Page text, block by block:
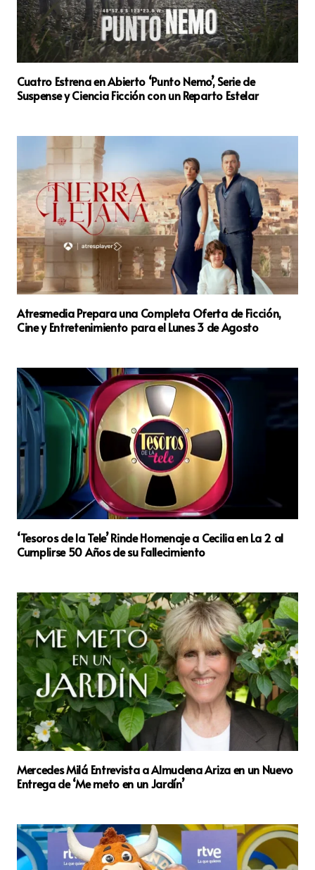
Cuatro Estrena en Abierto ‘Punto Nemo’, Serie de
Suspense y Ciencia Ficción con un Reparto Estelar
Atresmedia Prepara una Completa Oferta de Ficción,
Cine y Entretenimiento para el Lunes 3 de Agosto
‘Tesoros de la Tele’ Rinde Homenaje a Cecilia en La 2 al
Cumplirse 50 Años de su Fallecimiento
Mercedes Milá Entrevista a Almudena Ariza en un Nuevo
Entrega de ‘Me meto en un Jardín’